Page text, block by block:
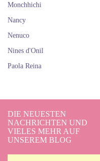
Monchhichi
Nancy
Nenuco
Nines d'Onil
Paola Reina
DIE NEUESTEN
NACHRICHTEN UND
VIELES MEHR AUF
UNSEREM BLOG